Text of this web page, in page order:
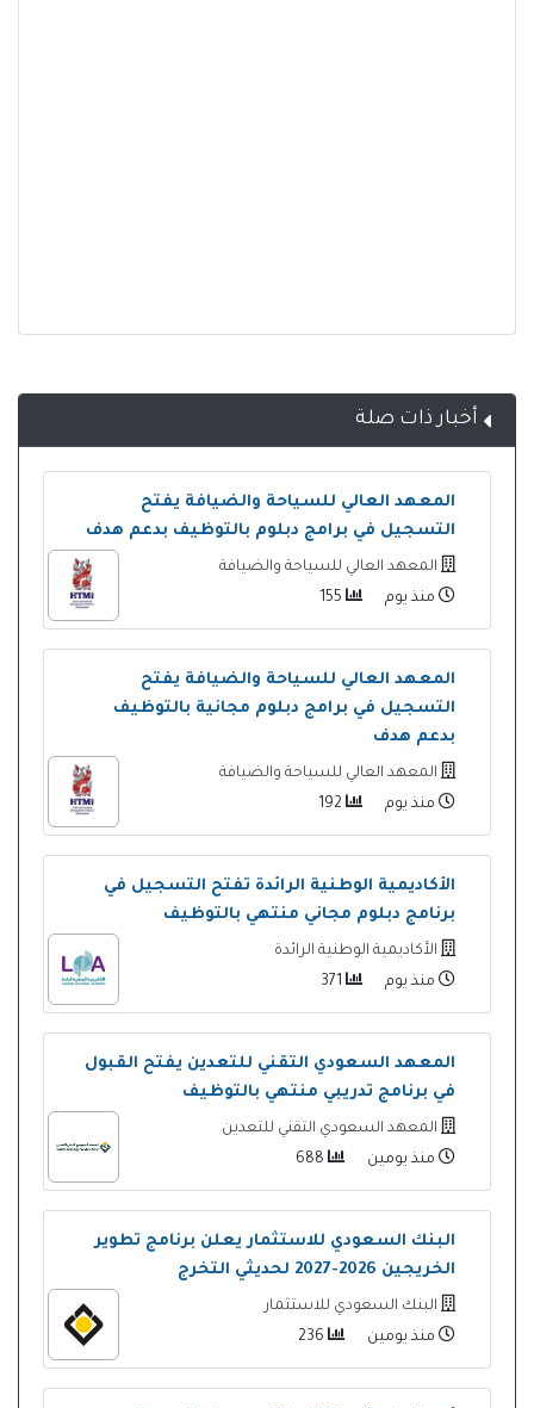
أخبار ذات صلة
المعهد العالي للسياحة والضيافة يفتح
التسجيل في برامج دبلوم بالتوظيف بدعم هدف
المعهد العالي للسياحة والضيافة
منذ يوم
المعهد العالي للسياحة والضيافة يفتح
التسجيل في برامج دبلوم مجانية بالتوظيف
بدعم هدف
المعهد العالي للسياحة والضيافة
منذ يوم
الأكاديمية الوطنية الرائدة تفتح التسجيل في
برنامج دبلوم مجاني منتهي بالتوظيف
الأكاديمية الوطنية الرائدة
منذ يوم
المعهد السعودي التقني للتعدين يفتح القبول
في برنامج تدريبي منتهي بالتوظيف
المعهد السعودي التقني للتعدين
منذ يومين
البنك السعودي للاستثمار يعلن برنامج تطوير
الخريجين 2026-2027 لحديثي التخرج
البنك السعودي للاستثمار
منذ يومين